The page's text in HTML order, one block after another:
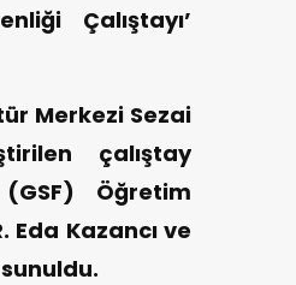
Çalıştayı’
Merkezi Sezai
çalıştay
Öğretim
Eda Kazancı ve